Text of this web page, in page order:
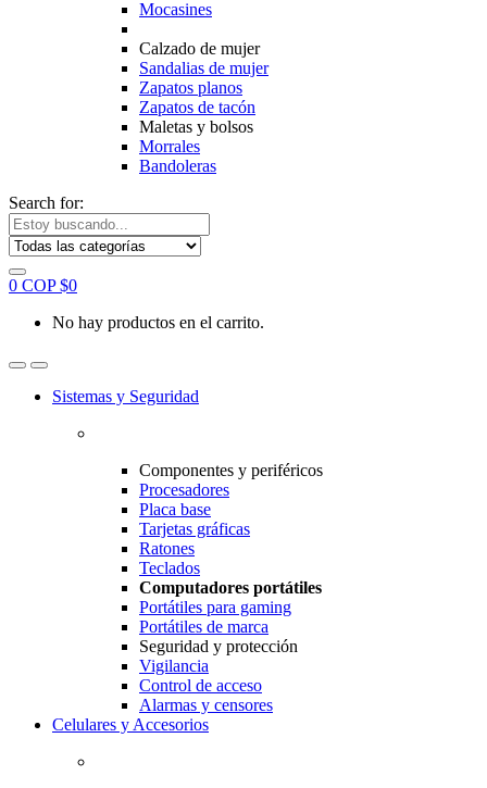
Mocasines
Calzado de mujer
Sandalias de mujer
Zapatos planos
Zapatos de tacón
Maletas y bolsos
Morrales
Bandoleras
Search for:
0 COP $0
No hay productos en el carrito.
Sistemas y Seguridad
Componentes y periféricos
Procesadores
Placa base
Tarjetas gráficas
Ratones
Teclados
Computadores portátiles
Portátiles para gaming
Portátiles de marca
Seguridad y protección
Vigilancia
Control de acceso
Alarmas y censores
Celulares y Accesorios